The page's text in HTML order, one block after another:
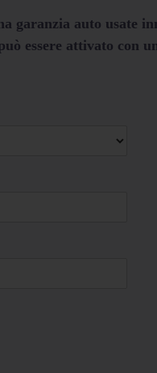
garanzia auto usate
essere attivato con